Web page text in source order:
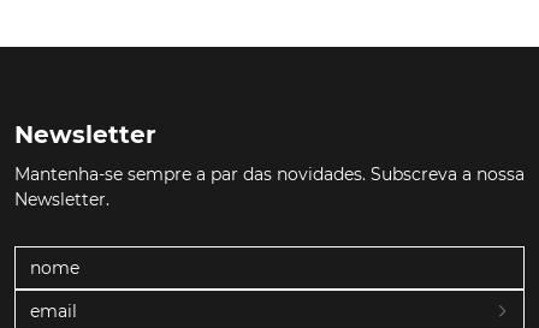
Newsletter
Mantenha-se sempre a par das novidades. Subscreva a nossa
Newsletter.